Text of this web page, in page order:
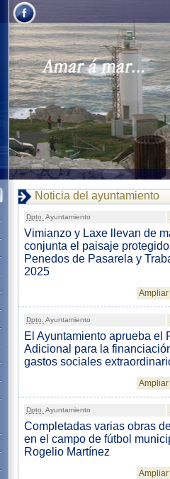
Noticia del ayuntamiento
Dpto. Ayuntamiento
Vimianzo y Laxe llevan de
conjunta el paisaje
Penedos de Pasarela y
2025
Dpto. Ayuntamiento
El Ayuntamiento aprueba el
Adicional para la
gastos sociales
Dpto. Ayuntamiento
Completadas varias obras
en el campo de fútbol
Rogelio Martínez